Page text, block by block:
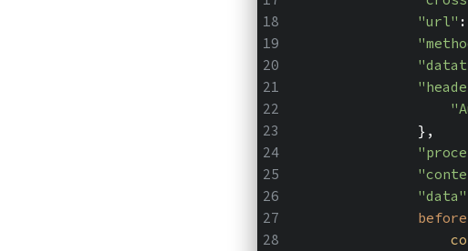
"url"
                },
"data"